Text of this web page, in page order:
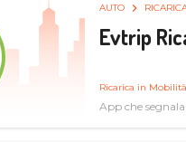
AUTO
Evtrip
Ricarica in Mobilità
App che